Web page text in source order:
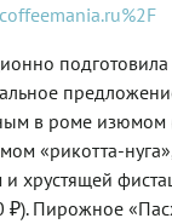
подготовила
в роме изюмом
«рикотта-
хрустящей
₽). Пирожное